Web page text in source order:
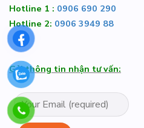
Hotline 1 : 0906 690 290
Hotline 2: 0906 3949 88
Gửi thông tin nhận tư vấn: